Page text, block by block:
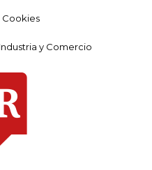
Cookies
y Comercio